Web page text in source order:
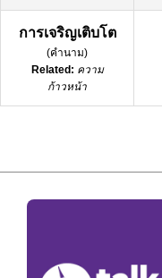
การเจริญเติบโต
(คำนาม)
Related: ความ
ก้าวหน้า